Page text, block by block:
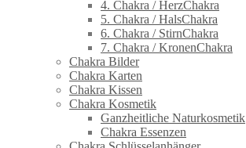
4. Chakra / HerzChakra
5. Chakra / HalsChakra
6. Chakra / StirnChakra
7. Chakra / KronenChakra
Chakra Bilder
Chakra Karten
Chakra Kissen
Chakra Kosmetik
Ganzheitliche Naturkosmetik
Chakra Essenzen